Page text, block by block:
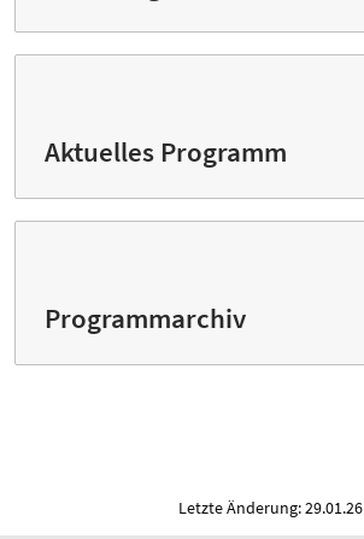
Aktuelles Programm
Programmarchiv
Letzte Änderung: 29.01.26